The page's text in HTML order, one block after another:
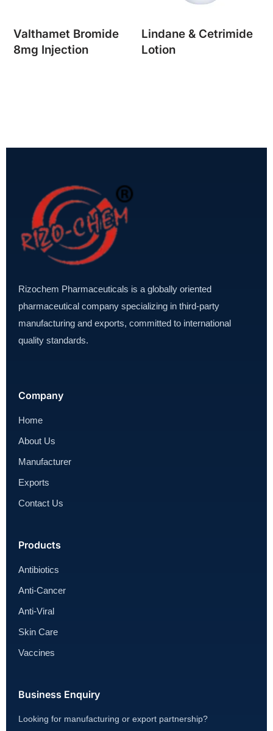
Valthamet Bromide
8mg Injection
Lindane & Cetrimide
Lotion
Rizochem Pharmaceuticals is a globally oriented
pharmaceutical company specializing in third-party
manufacturing and exports, committed to international
quality standards.
Company
Home
About Us
Manufacturer
Exports
Contact Us
Products
Antibiotics
Anti-Cancer
Anti-Viral
Skin Care
Vaccines
Business Enquiry
Looking for manufacturing or export partnership?